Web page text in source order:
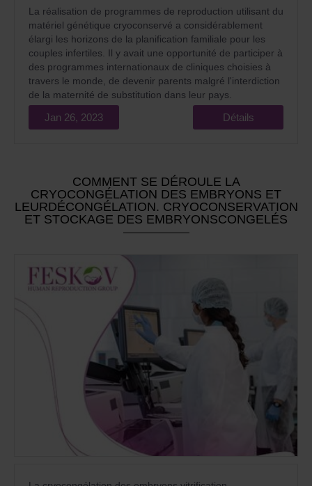
La réalisation de programmes de reproduction utilisant du
matériel génétique cryoconservé a considérablement
élargi les horizons de la planification familiale pour les
couples infertiles. Il y avait une opportunité de participer à
des programmes internationaux de cliniques choisies à
travers le monde, de devenir parents malgré l'interdiction
de la maternité de substitution dans leur pays.
Jan 26, 2023 Détails
COMMENT SE DÉROULE LA
CRYOCONGÉLATION DES EMBRYONS ET
LEURDÉCONGÉLATION. CRYOCONSERVATION
ET STOCKAGE DES EMBRYONSCONGELÉS